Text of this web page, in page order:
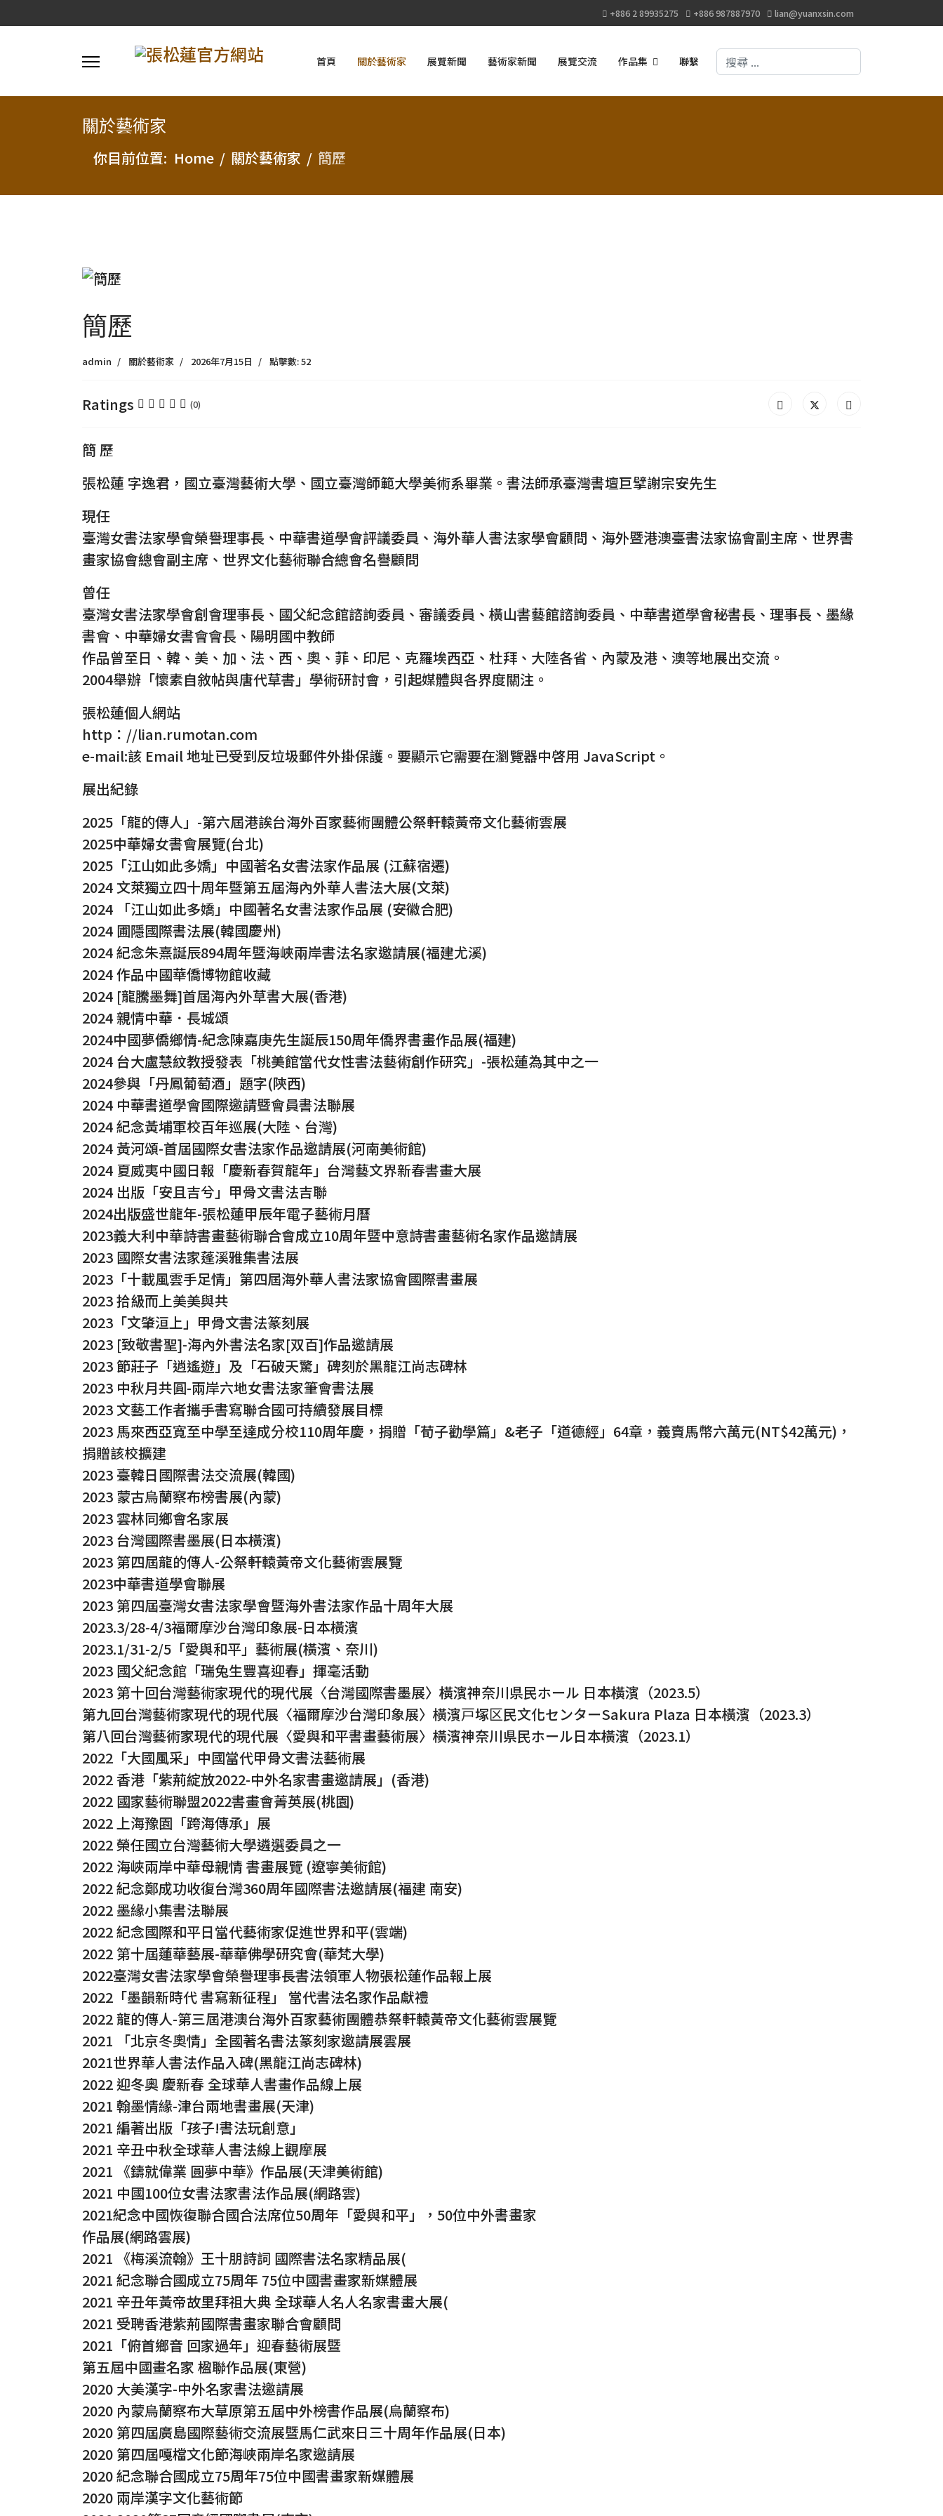
+886 2 89935275 +886 987887970 lian@yuanxsin.com
首頁 關於藝術家 展覽新聞 藝術家新聞 展覽交流 作品集 聯繫 搜尋
關於藝術家
你目前位置: Home 關於藝術家 簡歷
簡歷
admin 關於藝術家 2026年7月15日 點擊數: 52
Ratings (0)
簡 歷
張松蓮 字逸君，國立臺灣藝術大學、國立臺灣師範大學美術系畢業。書法師承臺灣書壇巨擘謝宗安先生
現任
臺灣女書法家學會榮譽理事長、中華書道學會評議委員、海外華人書法家學會顧問、海外暨港澳臺書法家協會副主席、世界書
畫家協會總會副主席、世界文化藝術聯合總會名譽顧問
曾任
臺灣女書法家學會創會理事長、國父紀念館諮詢委員、審議委員、橫山書藝館諮詢委員、中華書道學會秘書長、理事長、墨緣
書會、中華婦女書會會長、陽明國中教師
作品曾至日、韓、美、加、法、西、奧、菲、印尼、克羅埃西亞、杜拜、大陸各省、內蒙及港、澳等地展出交流。
2004舉辦「懷素自敘帖與唐代草書」學術研討會，引起媒體與各界度關注。
張松蓮個人網站
http：//lian.rumotan.com
e-mail:該 Email 地址已受到反垃圾郵件外掛保護。要顯示它需要在瀏覽器中啓用 JavaScript。
展出紀錄
2025「龍的傳人」-第六屆港誒台海外百家藝術團體公祭軒轅黃帝文化藝術雲展
2025中華婦女書會展覽(台北)
2025「江山如此多嬌」中國著名女書法家作品展 (江蘇宿遷)
2024 文萊獨立四十周年暨第五屆海內外華人書法大展(文萊)
2024 「江山如此多嬌」中國著名女書法家作品展 (安徽合肥)
2024 圃隱國際書法展(韓國慶州)
2024 紀念朱熹誕辰894周年暨海峽兩岸書法名家邀請展(福建尤溪)
2024 作品中國華僑博物館收藏
2024 [龍騰墨舞]首屆海內外草書大展(香港)
2024 親情中華．長城頌
2024中國夢僑鄉情-紀念陳嘉庚先生誕辰150周年僑界書畫作品展(福建)
2024 台大盧慧紋教授發表「桃美館當代女性書法藝術創作研究」-張松蓮為其中之一
2024參與「丹鳳葡萄酒」題字(陝西)
2024 中華書道學會國際邀請暨會員書法聯展
2024 紀念黃埔軍校百年巡展(大陸、台灣)
2024 黃河頌-首屆國際女書法家作品邀請展(河南美術館)
2024 夏威夷中國日報「慶新春賀龍年」台灣藝文界新春書畫大展
2024 出版「安且吉兮」甲骨文書法吉聯
2024出版盛世龍年-張松蓮甲辰年電子藝術月曆
2023義大利中華詩書畫藝術聯合會成立10周年暨中意詩書畫藝術名家作品邀請展
2023 國際女書法家蓬溪雅集書法展
2023「十載風雲手足情」第四屆海外華人書法家協會國際書畫展
2023 拾級而上美美與共
2023「文肇洹上」甲骨文書法篆刻展
2023 [致敬書聖]-海內外書法名家[双百]作品邀請展
2023 節莊子「逍遙遊」及「石破天驚」碑刻於黑龍江尚志碑林
2023 中秋月共圓-兩岸六地女書法家筆會書法展
2023 文藝工作者攜手書寫聯合國可持續發展目標
2023 馬來西亞寬至中學至達成分校110周年慶，捐贈「荀子勸學篇」&老子「道德經」64章，義賣馬幣六萬元(NT$42萬元)，
捐贈該校擴建
2023 臺韓日國際書法交流展(韓國)
2023 蒙古烏蘭察布榜書展(內蒙)
2023 雲林同鄉會名家展
2023 台灣國際書墨展(日本橫濱)
2023 第四屆龍的傳人-公祭軒轅黃帝文化藝術雲展覽
2023中華書道學會聯展
2023 第四屆臺灣女書法家學會暨海外書法家作品十周年大展
2023.3/28-4/3福爾摩沙台灣印象展-日本橫濱
2023.1/31-2/5「愛與和平」藝術展(橫濱、奈川)
2023 國父紀念館「瑞兔生豐喜迎春」揮毫活動
2023 第十回台灣藝術家現代的現代展〈台灣國際書墨展〉橫濱神奈川県民ホール 日本橫濱（2023.5）
第九回台灣藝術家現代的現代展〈福爾摩沙台灣印象展〉橫濱戸塚区民文化センターSakura Plaza 日本橫濱（2023.3）
第八回台灣藝術家現代的現代展〈愛與和平書畫藝術展〉橫濱神奈川県民ホール日本橫濱（2023.1）
2022「大國風采」中國當代甲骨文書法藝術展
2022 香港「紫荊綻放2022-中外名家書畫邀請展」(香港)
2022 國家藝術聯盟2022書畫會菁英展(桃園)
2022 上海豫園「跨海傳承」展
2022 榮任國立台灣藝術大學遴選委員之一
2022 海峽兩岸中華母親情 書畫展覽 (遼寧美術館)
2022 紀念鄭成功收復台灣360周年國際書法邀請展(福建 南安)
2022 墨緣小集書法聯展
2022 紀念國際和平日當代藝術家促進世界和平(雲端)
2022 第十屆蓮華藝展-華華佛學研究會(華梵大學)
2022臺灣女書法家學會榮譽理事長書法領軍人物張松蓮作品報上展
2022「墨韻新時代 書寫新征程」 當代書法名家作品獻禮
2022 龍的傳人-第三屆港澳台海外百家藝術團體恭祭軒轅黃帝文化藝術雲展覽
2021 「北京冬奧情」全國著名書法篆刻家邀請展雲展
2021世界華人書法作品入碑(黑龍江尚志碑林)
2022 迎冬奧 慶新春 全球華人書畫作品線上展
2021 翰墨情緣-津台兩地書畫展(天津)
2021 編著出版「孩子!書法玩創意」
2021 辛丑中秋全球華人書法線上觀摩展
2021 《鑄就偉業 圓夢中華》作品展(天津美術館)
2021 中國100位女書法家書法作品展(網路雲)
2021紀念中國恢復聯合國合法席位50周年「愛與和平」，50位中外書畫家
作品展(網路雲展)
2021 《梅溪流翰》王十朋詩詞 國際書法名家精品展(
2021 紀念聯合國成立75周年 75位中國書畫家新媒體展
2021 辛丑年黃帝故里拜祖大典 全球華人名人名家書畫大展(
2021 受聘香港紫荊國際書畫家聯合會顧問
2021「俯首鄉音 回家過年」迎春藝術展暨
第五屆中國畫名家 楹聯作品展(東營)
2020 大美漢字-中外名家書法邀請展
2020 內蒙烏蘭察布大草原第五屆中外榜書作品展(烏蘭察布)
2020 第四屆廣島國際藝術交流展暨馬仁武來日三十周年作品展(日本)
2020 第四屆嘎檔文化節海峽兩岸名家邀請展
2020 紀念聯合國成立75周年75位中國書畫家新媒體展
2020 兩岸漢字文化藝術節